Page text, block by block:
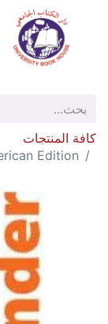
كافة المنتجات
Edition